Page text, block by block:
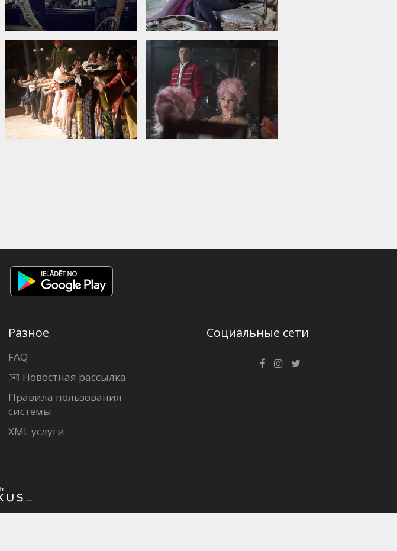
Разное
FAQ
✉️ Новостная рассылка
Правила пользования
системы
XML услуги
Социальные сети